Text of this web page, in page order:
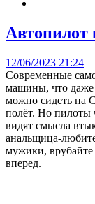
Автопилот
12/06/2023 21:24
Современные
машины, что даже
можно сидеть на
полёт. Но пилоты
видят смысла
анальщица-
мужики, врубайте
вперед.